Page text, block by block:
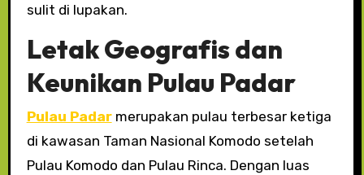
sulit di lupakan.
Letak Geografis dan
Keunikan Pulau Padar
Pulau Padarmerupakan pulau terbesar ketiga
di kawasan Taman Nasional Komodo setelah
Pulau Komodo dan Pulau Rinca. Dengan luas